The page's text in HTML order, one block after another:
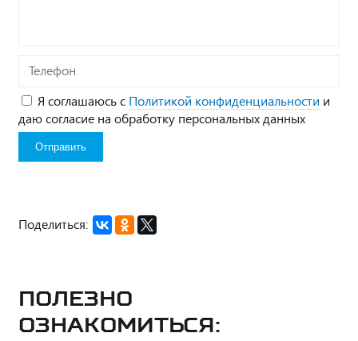
Телефон
Я соглашаюсь с Политикой конфиденциальности и
даю согласие на обработку персональных данных
Поделиться:
Полезно
ознакомиться: